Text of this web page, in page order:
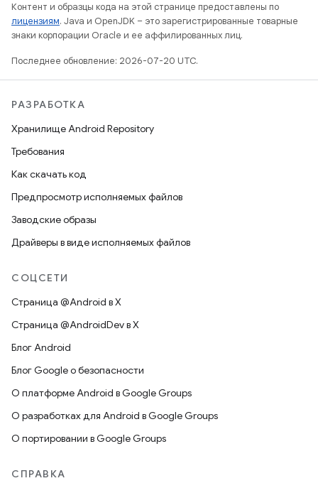
Контент и образцы кода на этой странице предоставлены по
лицензиям. Java и OpenJDK – это зарегистрированные товарные
знаки корпорации Oracle и ее аффилированных лиц.
Последнее обновление: 2026-07-20 UTC.
РАЗРАБОТКА
Хранилище Android Repository
Требования
Как скачать код
Предпросмотр исполняемых файлов
Заводские образы
Драйверы в виде исполняемых файлов
СОЦСЕТИ
Страница @Android в X
Страница @AndroidDev в X
Блог Android
Блог Google о безопасности
О платформе Android в Google Groups
О разработках для Android в Google Groups
О портировании в Google Groups
СПРАВКА